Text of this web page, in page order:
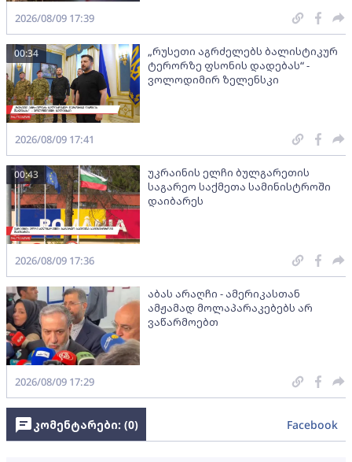
2026/08/09 17:39
„რუსეთი აგრძელებს ბალისტიკურ
ტერორზე ფსონის დადებას“ -
ვოლოდიმირ ზელენსკი
00:34
2026/08/09 17:41
უკრაინის ელჩი ბულგარეთის
საგარეო საქმეთა სამინისტროში
დაიბარეს
00:43
2026/08/09 17:36
აბას არაღჩი - ამერიკასთან
ამჟამად მოლაპარაკებებს არ
ვაწარმოებთ
2026/08/09 17:29
კომენტარები: (0) Facebook